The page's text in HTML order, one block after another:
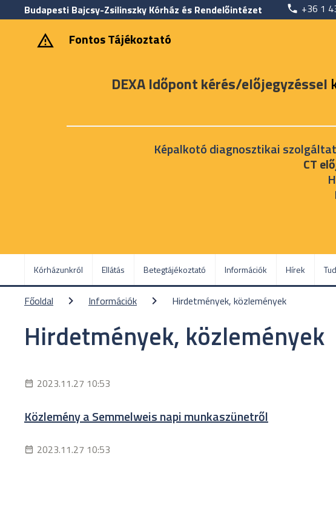
Budapesti Bajcsy-Zsilinszky Kórház és Rendelőintézet +36 1
‎ ‎Fontos Tájékoztató
DEXA Időpont kérés/előjegyzéssel
Képalkotó diagnosztikai
CT
Kórházunkról Ellátás Betegtájékoztató Információk Hírek
Főoldal Információk Hirdetmények, közlemények
Hirdetmények, közlemények
2023.11.27 10:53
Közlemény a Semmelweis napi munkaszünetről
2023.11.27 10:53